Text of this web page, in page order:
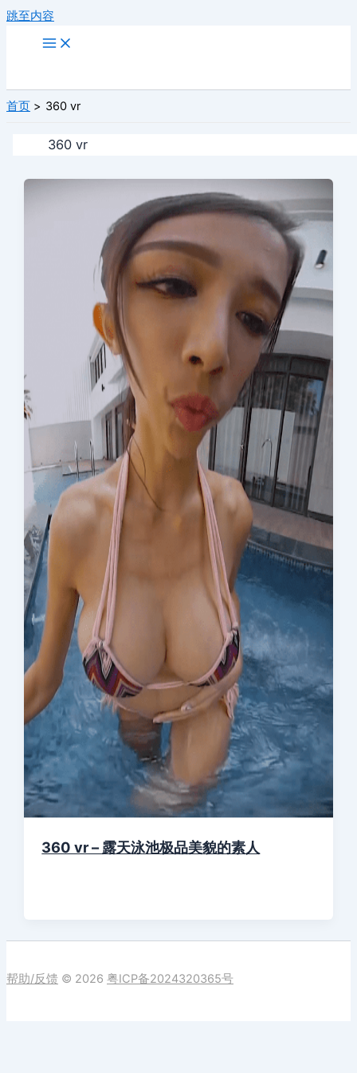
跳至内容
首页 360 vr
360 vr
360 vr – 露天泳池极品美貌的素人
帮助/反馈 © 2026 粤ICP备2024320365号